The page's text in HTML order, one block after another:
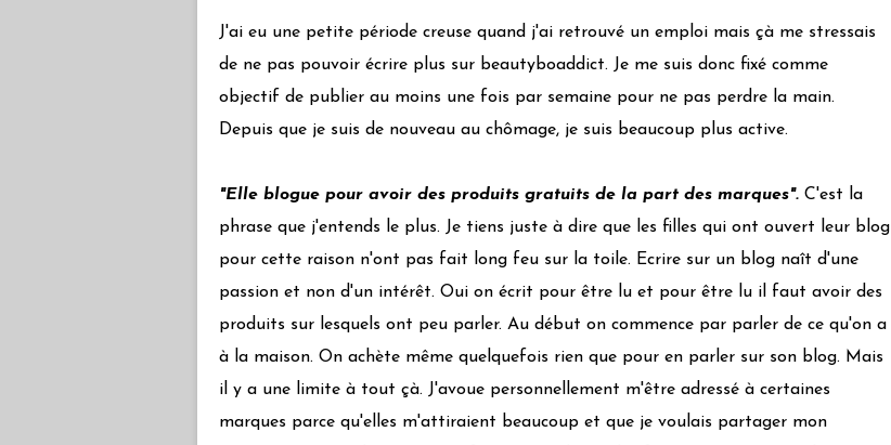
J'ai eu une petite période creuse quand j'ai retrouvé un emploi mais çà me stressais
de ne pas pouvoir écrire plus sur beautyboaddict. Je me suis donc fixé comme
objectif de publier au moins une fois par semaine pour ne pas perdre la main.
Depuis que je suis de nouveau au chômage, je suis beaucoup plus active.
"Elle blogue pour avoir des produits gratuits de la part des marques". C'est la
phrase que j'entends le plus. Je tiens juste à dire que les filles qui ont ouvert leur blog
pour cette raison n'ont pas fait long feu sur la toile. Ecrire sur un blog naît d'une
passion et non d'un intérêt. Oui on écrit pour être lu et pour être lu il faut avoir des
produits sur lesquels ont peu parler. Au début on commence par parler de ce qu'on a
à la maison. On achète même quelquefois rien que pour en parler sur son blog. Mais
il y a une limite à tout çà. J'avoue personnellement m'être adressé à certaines
marques parce qu'elles m'attiraient beaucoup et que je voulais partager mon